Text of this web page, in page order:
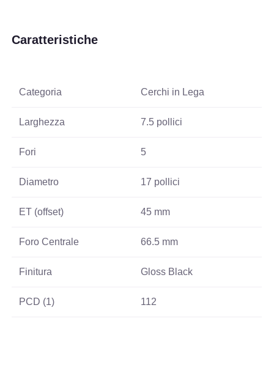
Caratteristiche
Categoria Cerchi in Lega
Larghezza 7.5 pollici
Fori 5
Diametro 17 pollici
ET (offset) 45 mm
Foro Centrale 66.5 mm
Finitura Gloss Black
PCD (1) 112